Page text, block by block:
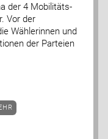
der 4 Mobilitäts-
Vor der
Wählerinnen und
der Parteien